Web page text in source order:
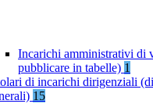
Incarichi amministrativi di
pubblicare in tabelle) 1
di incarichi dirigenziali
15